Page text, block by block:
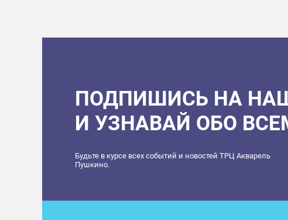
ПОДПИШИСЬ НА
И УЗНАВАЙ ОБО
Будьте в курсе всех событий и новостей ТРЦ Акварель
Пушкино.